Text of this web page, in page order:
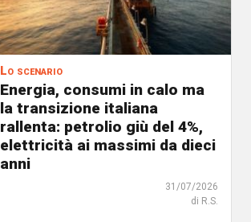
Lo scenario
Energia, consumi in calo ma
la transizione italiana
rallenta: petrolio giù del 4%,
elettricità ai massimi da dieci
anni
31/07/2026
di R.S.